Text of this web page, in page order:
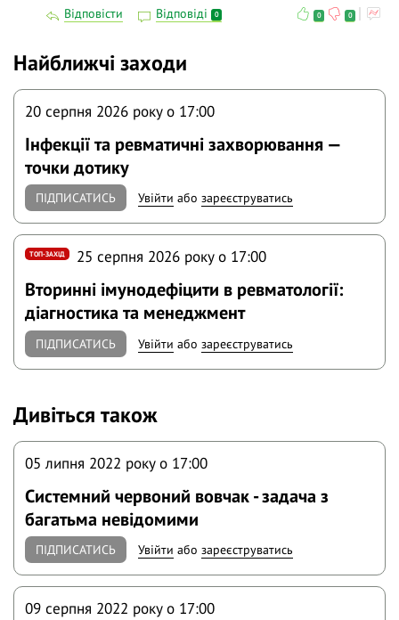
Відповісти Відповіді 0 0 0
Найближчі заходи
20 серпня 2026 року o 17:00
Інфекції та ревматичні захворювання —
точки дотику
ПІДПИСАТИСЬ Увійти абозареєструватись
ТОП-ЗАХІД 25 серпня 2026 року o 17:00
Вторинні імунодефіцити в ревматології:
діагностика та менеджмент
ПІДПИСАТИСЬ Увійти абозареєструватись
Дивіться також
05 липня 2022 року o 17:00
Системний червоний вовчак - задача з
багатьма невідомими
ПІДПИСАТИСЬ Увійти абозареєструватись
09 серпня 2022 року o 17:00